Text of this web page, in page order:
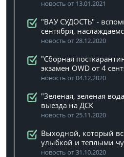
новость от 13.01.2021
"ВАУ СУДОСТЬ" -
сентября,
новость от 28.12.2020
"Сборная
экзамен OWD от 4
новость от 04.12.2020
"Зеленая, зеленая
выезда на ДСК
новость от 25.11.2020
Выходной, который
улыбкой и теплыми
новость от 31.10.2020